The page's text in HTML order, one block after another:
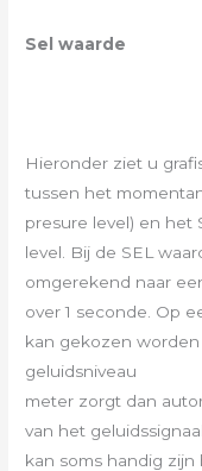
Sel waarde
Hieronder ziet u
tussen het
presure level) en het
level. Bij de SEL
omgerekend naar
over 1 seconde. Op
kan gekozen
geluidsniveau
meter zorgt dan
van het
kan soms handig